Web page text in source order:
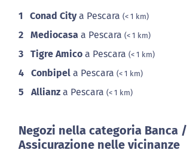
1 Conad Citya Pescara (< 1 km)
2 Mediocasa a Pescara (< 1 km)
3 Tigre Amico a Pescara (< 1 km)
4 Conbipel a Pescara (< 1 km)
5 Allianz a Pescara (< 1 km)
Negozi nella categoria Banca /
Assicurazione nelle vicinanze